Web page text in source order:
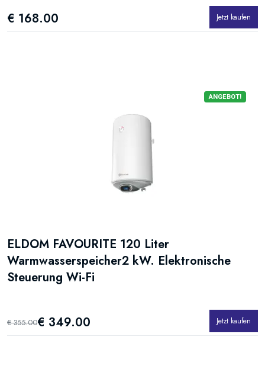
€ 168.00 Jetzt kaufen
ANGEBOT!
ELDOM FAVOURITE 120 Liter
Warmwasserspeicher2 kW. Elektronische
Steuerung Wi-Fi
€ 355.00€ 349.00 Jetzt kaufen